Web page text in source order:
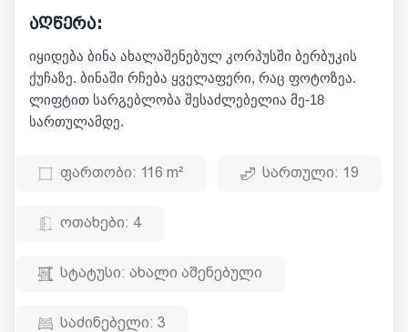
აღწერა:
იყიდება ბინა ახალაშენებულ კორპუსში ბერბუკის
ქუჩაზე. ბინაში რჩება ყველაფერი, რაც ფოტოზეა.
ლიფტით სარგებლობა შესაძლებელია მე-18
სართულამდე.
ფართობი: 116 m² სართული: 19
ოთახები: 4
სტატუსი: ახალი აშენებული
საძინებელი: 3